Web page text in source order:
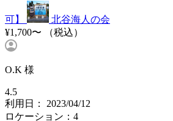
可】
北谷海人の会
¥1,700〜
（税込）
O.K 様
4.5
利用日： 2023/04/12
ロケーション：4